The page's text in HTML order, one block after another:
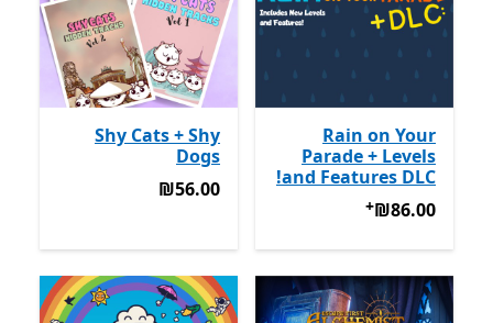
Rain on Your
Parade + Levels
and Features DLC!
‪₪86.00‬מבצעים על רכישת אפליקציות‪₪86.00‬
+
Shy Cats + Shy
Dogs
‪₪56.00‬
‪₪56.00‬